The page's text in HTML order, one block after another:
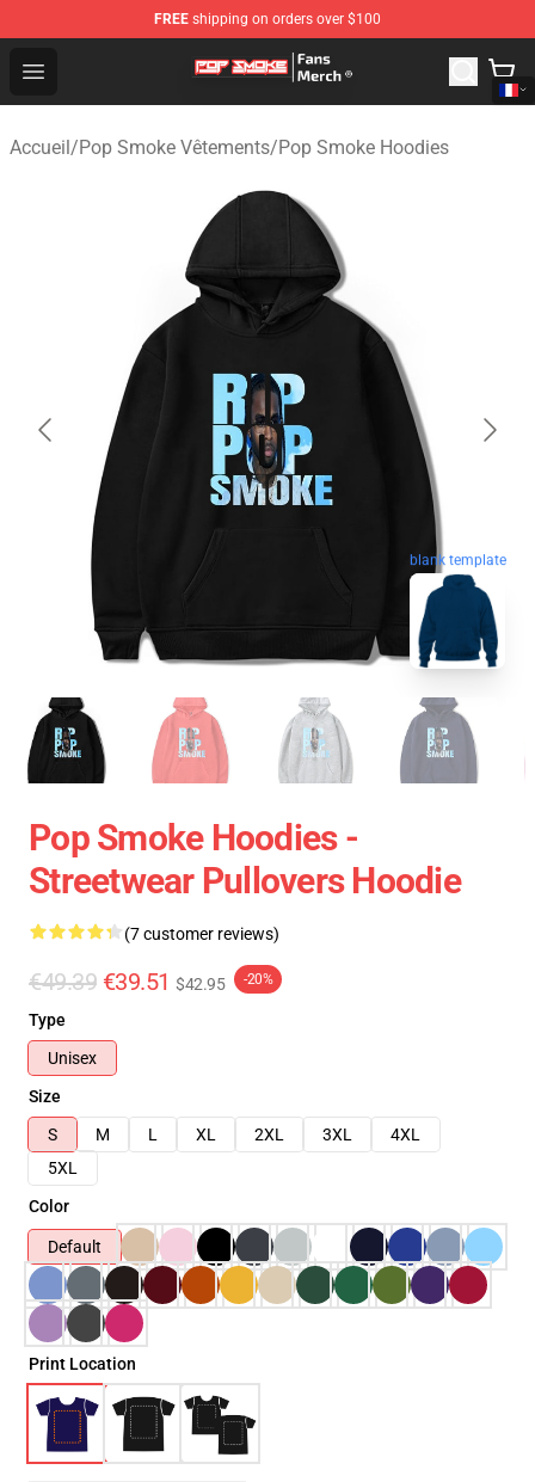
FREE shipping on orders over $100
Open menu
Pop Smoke Store - Official Pop Smoke Merchandise
Accueil/Pop Smoke Vêtements/Pop Smoke Hoodies
blank template
Pop Smoke Hoodies -
Streetwear Pullovers Hoodie
(7 customer reviews)
€49.39 €39.51 $42.95 -20%
Type
Unisex
Size
S
M L XL 2XL 3XL
4XL
5XL
Color
Default
Print Location